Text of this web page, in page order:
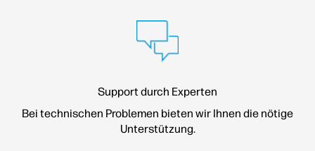
Support durch Experten
Bei technischen Problemen bieten wir Ihnen die nötige
Unterstützung.